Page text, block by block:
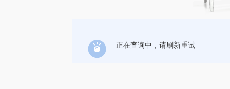
正在查询中，请刷新重试